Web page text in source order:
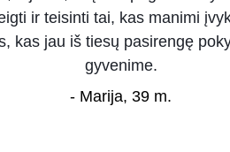
ir teisinti tai, kas manimi
kas jau iš tiesų pasirengę
gyvenime.
- Marija, 39 m.